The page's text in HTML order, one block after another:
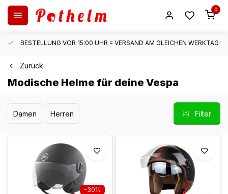
0
BESTELLUNG VOR 15:00 UHR = VERSAND AM GLEICHEN WERKTAG*
Zurück
Modische Helme für deine Vespa
Damen Herren Filter
-30%